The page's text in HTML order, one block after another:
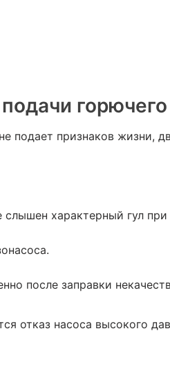
горючего
подает признаков жизни,
характерный гул
после заправки
отказ насоса высокого